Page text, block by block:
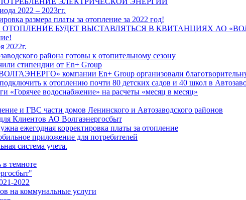
2022 – 2023гг.
размера платы за отопление за 2022 год!
ОТОПЛЕНИЕ БУДЕТ ВЫСТАВЛЯТЬСЯ В КВИТАНЦИЯХ АО
2022г.
района готовы к отопительному сезону
стипендии от En+ Group
компании En+ Group организовали
к отоплению почти 80 детских садов и 40 школ в
«Горячее водоснабжение» на расчеты «месяц в месяц»
и ГВС части домов Ленинского и Автозаводского районов
Клиентов АО Волгаэнергосбыт
ежегодная корректировка платы за отопление
приложение для потребителей
система учета.
в темноте
2022
на коммунальные услуги